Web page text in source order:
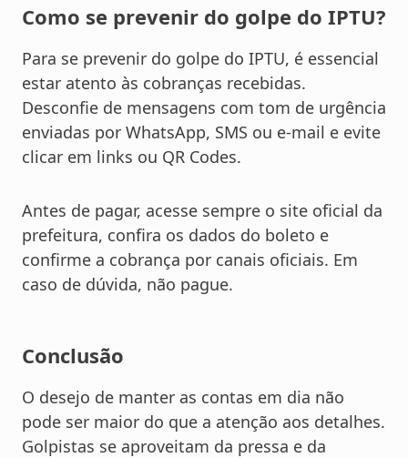
Como se prevenir do golpe do IPTU?
Para se prevenir do golpe do IPTU, é essencial
estar atento às cobranças recebidas.
Desconfie de mensagens com tom de urgência
enviadas por WhatsApp, SMS ou e-mail e evite
clicar em links ou QR Codes.
Antes de pagar, acesse sempre o site oficial da
prefeitura, confira os dados do boleto e
confirme a cobrança por canais oficiais. Em
caso de dúvida, não pague.
Conclusão
O desejo de manter as contas em dia não
pode ser maior do que a atenção aos detalhes.
Golpistas se aproveitam da pressa e da